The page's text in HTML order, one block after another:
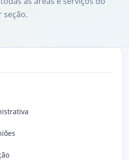
seção.